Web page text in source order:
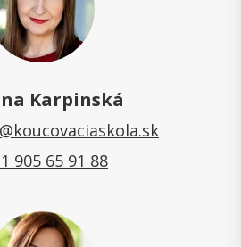
Karpinská
905 65 91 88